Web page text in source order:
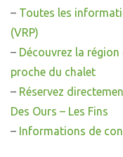
– Toutes les
(VRP)
– Découvrez la
proche du chalet
– Réservez
Des Ours – Les Fins
– Informations de